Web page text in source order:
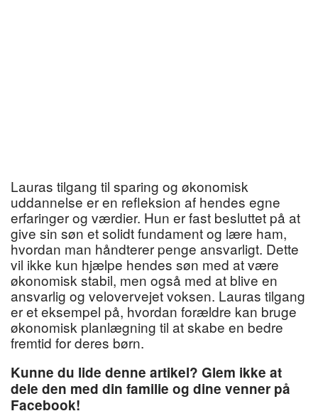
Lauras tilgang til sparing og økonomisk
uddannelse er en refleksion af hendes egne
erfaringer og værdier. Hun er fast besluttet på at
give sin søn et solidt fundament og lære ham,
hvordan man håndterer penge ansvarligt. Dette
vil ikke kun hjælpe hendes søn med at være
økonomisk stabil, men også med at blive en
ansvarlig og velovervejet voksen. Lauras tilgang
er et eksempel på, hvordan forældre kan bruge
økonomisk planlægning til at skabe en bedre
fremtid for deres børn.
Kunne du lide denne artikel? Glem ikke at
dele den med din familie og dine venner på
Facebook!